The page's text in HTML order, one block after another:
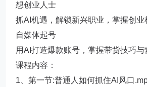
想创业人士
抓AI机遇，解锁新兴职业，掌握创业
自媒体起号
用AI打造爆款账号，掌握带货技巧与
课程内容：
1、第一节:普通人如何抓住AI风口